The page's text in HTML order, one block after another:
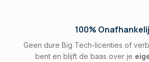
100%
Geen dure Big Tech-licenties of
bent en blijft de baas over je